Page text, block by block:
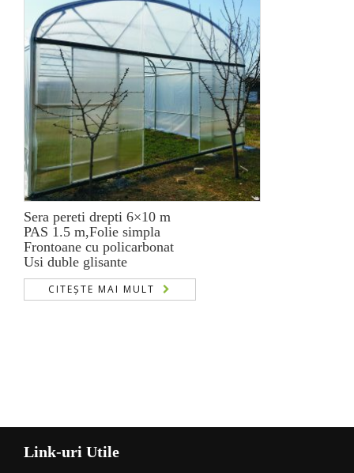
Sera pereti drepti 6×10 m
PAS 1.5 m,Folie simpla
Frontoane cu policarbonat
Usi duble glisante
CITEȘTE MAI MULT
Link-uri Utile